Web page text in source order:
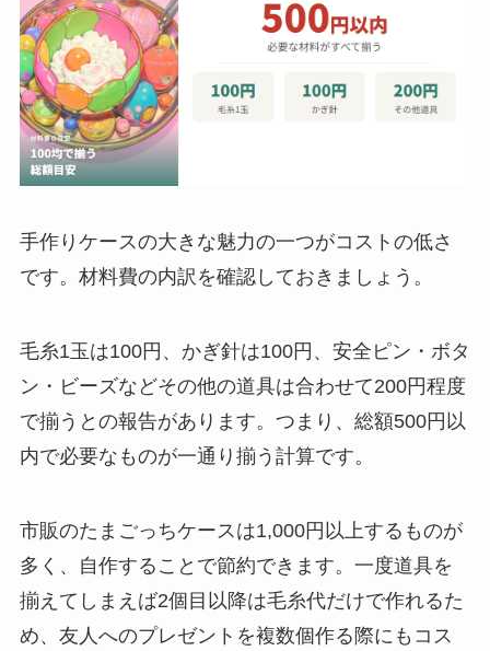
手作りケースの大きな魅力の一つがコストの低さ
です。材料費の内訳を確認しておきましょう。
毛糸1玉は100円、かぎ針は100円、安全ピン・ボタ
ン・ビーズなどその他の道具は合わせて200円程度
で揃うとの報告があります。つまり、総額500円以
内で必要なものが一通り揃う計算です。
市販のたまごっちケースは1,000円以上するものが
多く、自作することで節約できます。一度道具を
揃えてしまえば2個目以降は毛糸代だけで作れるた
め、友人へのプレゼントを複数個作る際にもコス